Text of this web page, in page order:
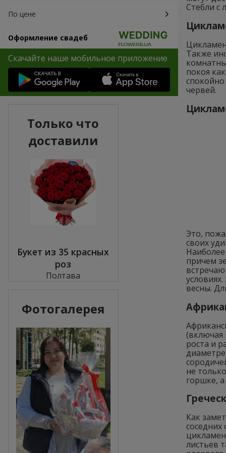
По цене
Оформление свадеб
Скачайте наше мобильное приложение
Стебли с
Также
покоя
червей.
Это,
своих
причем
весны.
(включая
роста и
не
горшке,
Как
листьев
Только что
доставили
Букет из 35 красных
роз
Полтава
Фотогалерея